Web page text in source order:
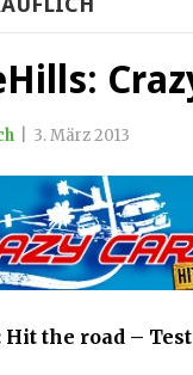
3. März 2013
Hit the road –